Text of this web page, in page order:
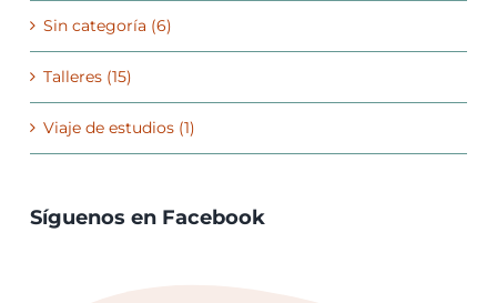
Sin categoría (6)
Talleres (15)
Viaje de estudios (1)
Síguenos en Facebook